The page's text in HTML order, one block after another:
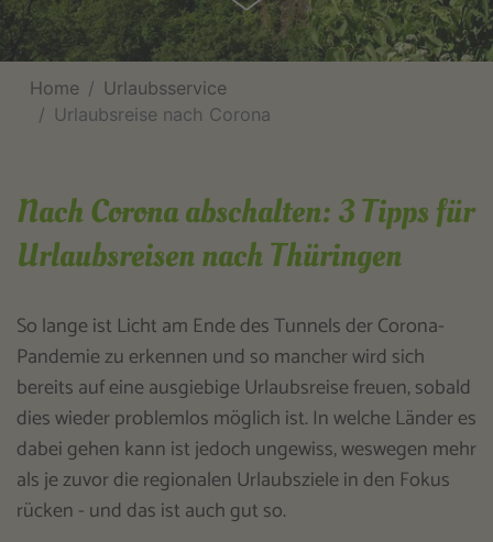
Home
Urlaubsservice
Urlaubsreise nach Corona
Nach Corona abschalten: 3 Tipps für
Urlaubsreisen nach Thüringen
So lange ist Licht am Ende des Tunnels der Corona-
Pandemie zu erkennen und so mancher wird sich
bereits auf eine ausgiebige Urlaubsreise freuen, sobald
dies wieder problemlos möglich ist. In welche Länder es
dabei gehen kann ist jedoch ungewiss, weswegen mehr
als je zuvor die regionalen Urlaubsziele in den Fokus
rücken - und das ist auch gut so.